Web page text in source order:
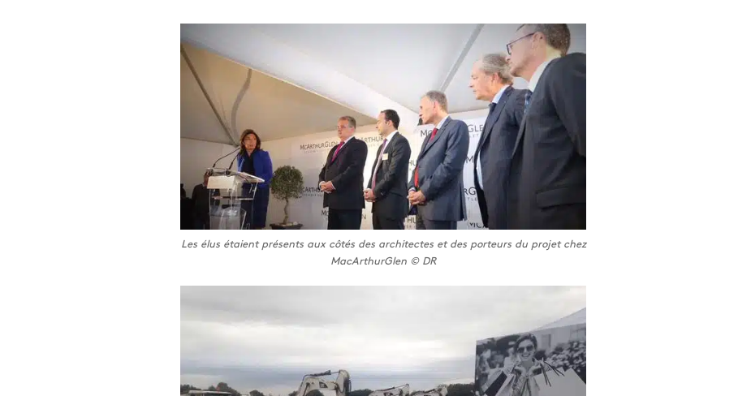
Les élus étaient présents aux côtés des architectes et des porteurs du projet chez
MacArthurGlen © DR